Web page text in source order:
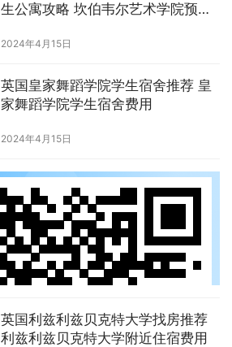
生公寓攻略 坎伯韦尔艺术学院预科
2024年4月15日
英国皇家舞蹈学院学生宿舍推荐 皇
家舞蹈学院学生宿舍费用
2024年4月15日
英国利兹利兹贝克特大学找房推荐
利兹利兹贝克特大学附近住宿费用